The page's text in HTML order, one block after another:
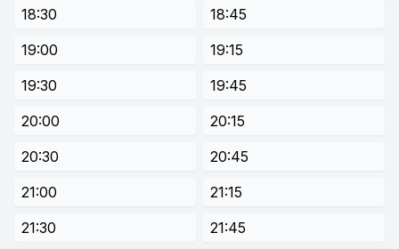
18:30
18:45
19:00
19:15
19:30
19:45
20:00
20:15
20:30
20:45
21:00
21:15
21:30
21:45